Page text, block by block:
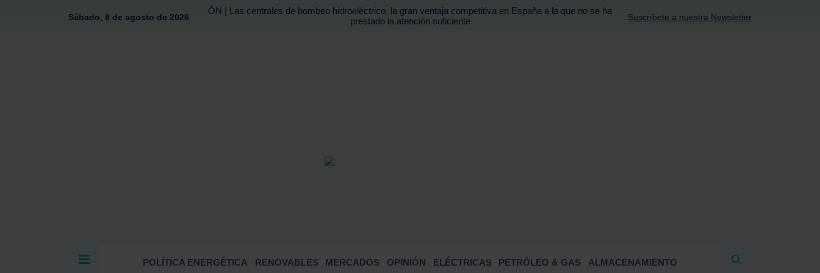
Sábado, 8 de agosto de 2026
ÓN | Las centrales de bombeo hidroeléctrico, la gran ventaja competitiva en España a la que no se ha
prestado la atención suficiente
Suscríbete a nuestra Newsletter
POLÍTICA ENERGÉTICA RENOVABLES MERCADOS OPINIÓN ELÉCTRICAS PETRÓLEO & GAS ALMACENAMIENTO
BUSCAR